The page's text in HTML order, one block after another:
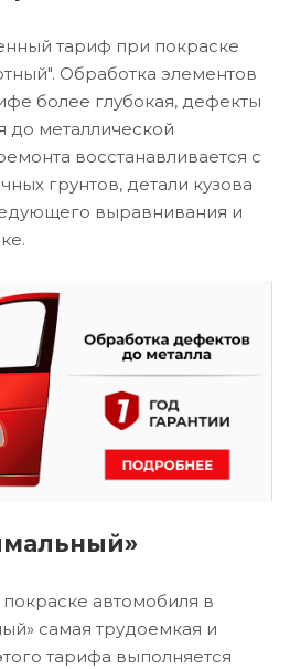
тариф при покраске
Обработка элементов
более глубокая, дефекты
до металлической
восстанавливается с
грунтов, детали кузова
выравнивания и
автомобиля в
самая трудоемкая и
тарифа выполняется